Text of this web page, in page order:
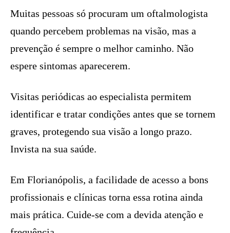
Muitas pessoas só procuram um oftalmologista
quando percebem problemas na visão, mas a
prevenção é sempre o melhor caminho. Não
espere sintomas aparecerem.
Visitas periódicas ao especialista permitem
identificar e tratar condições antes que se tornem
graves, protegendo sua visão a longo prazo.
Invista na sua saúde.
Em Florianópolis, a facilidade de acesso a bons
profissionais e clínicas torna essa rotina ainda
mais prática. Cuide-se com a devida atenção e